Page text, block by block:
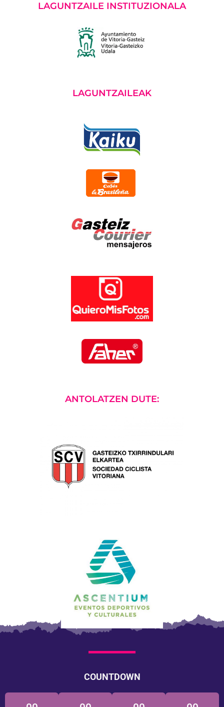
LAGUNTZAILE INSTITUZIONALA
LAGUNTZAILEAK
ANTOLATZEN DUTE:
COUNTDOWN